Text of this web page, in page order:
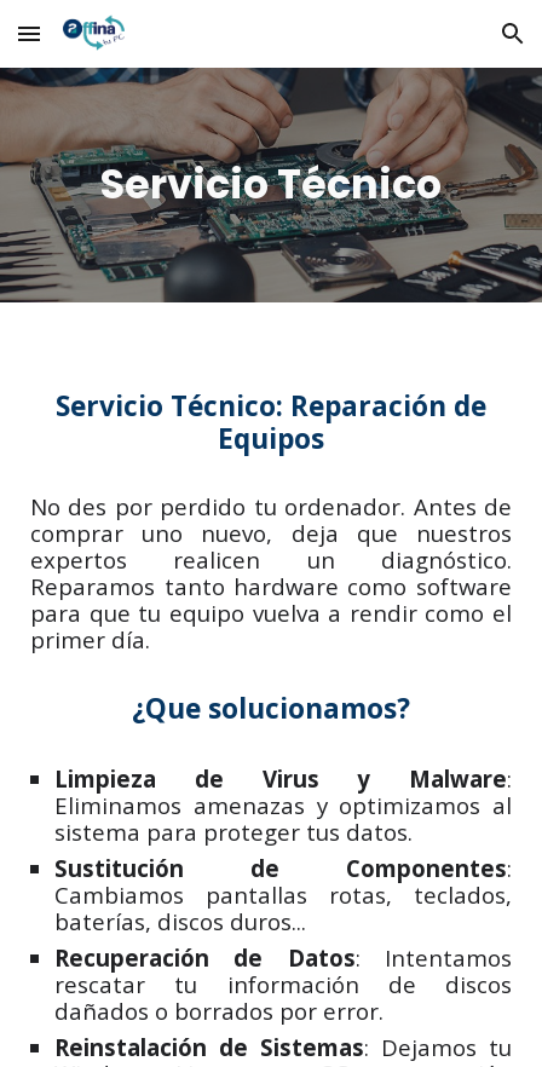
Skip to main content Skip to navigation
Servicio Técnico
Servicio Técnico: Reparación de
Equipos
No des por perdido tu ordenador. Antes de
comprar uno nuevo, deja que nuestros
expertos realicen un diagnóstico.
Reparamos tanto hardware como software
para que tu equipo vuelva a rendir como el
primer día.
¿Que solucionamos?
Limpieza de Virus y Malware:
Eliminamos amenazas y optimizamos al
sistema para proteger tus datos.
Sustitución de Componentes:
Cambiamos pantallas rotas, teclados,
baterías, discos duros...
Recuperación de Datos: Intentamos
rescatar tu información de discos
dañados o borrados por error.
Reinstalación de Sistemas: Dejamos tu